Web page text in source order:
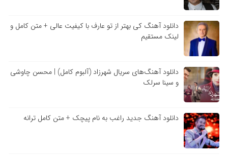
دانلود آهنگ کی بهتر از تو عارف با کیفیت عالی + متن کامل و
لینک مستقیم
دانلود آهنگ‌های سریال شهرزاد (آلبوم کامل) | محسن چاوشی
و سینا سرلک
دانلود آهنگ جدید راغب به نام پیچک + متن کامل ترانه